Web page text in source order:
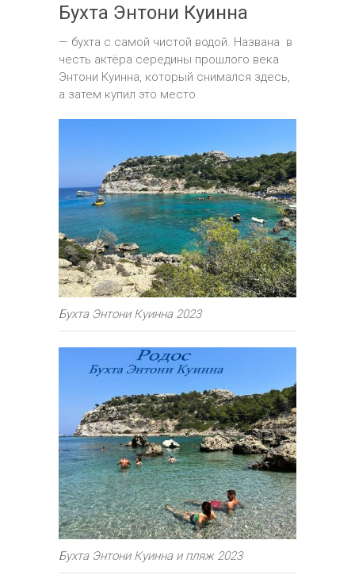
Бухта Энтони Куинна
— бухта с самой чистой водой. Названа в
честь актёра середины прошлого века
Энтони Куинна, который снимался здесь,
а затем купил это место.
Бухта Энтони Куинна 2023
Бухта Энтони Куинна и пляж 2023